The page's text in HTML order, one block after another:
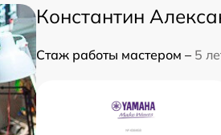
Константин
Стаж работы мастером – 5